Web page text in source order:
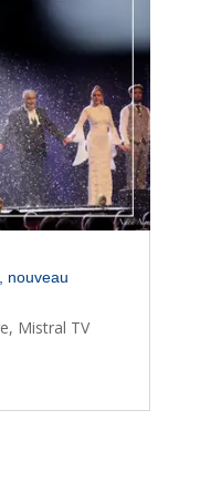
nouveau
, Mistral TV